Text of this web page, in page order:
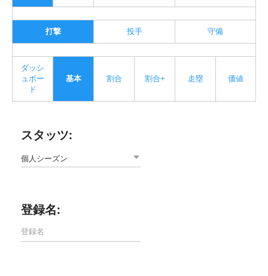
打撃 投手 守備
ダッシ
ュボー
ド
基本 割合 割合+ 走塁 価値
スタッツ:
個人シーズン
登録名: